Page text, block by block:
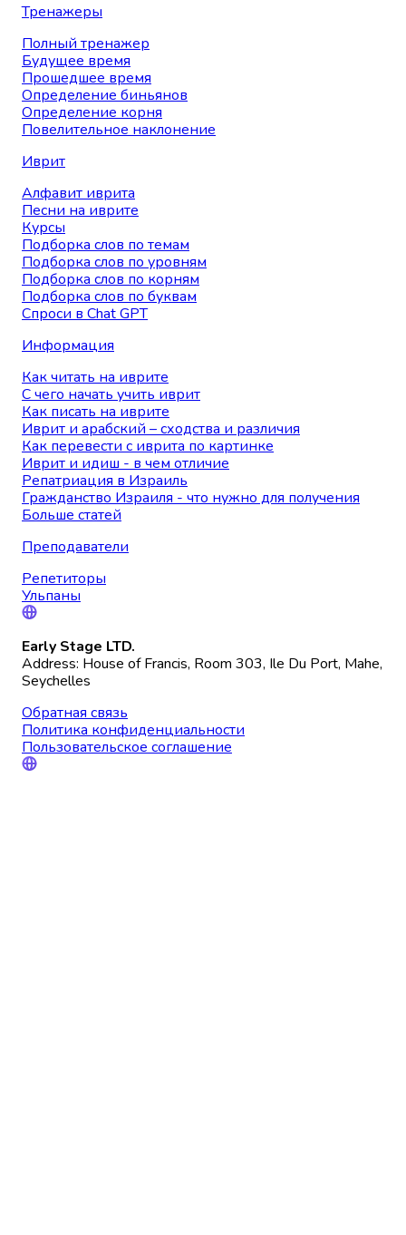
Тренажеры
Полный тренажер
Будущее время
Прошедшее время
Определение биньянов
Определение корня
Повелительное наклонение
Иврит
Алфавит иврита
Песни на иврите
Курсы
Подборка слов по темам
Подборка слов по уровням
Подборка слов по корням
Подборка слов по буквам
Спроси в Chat GPT
Информация
Как читать на иврите
С чего начать учить иврит
Как писать на иврите
Иврит и арабский – сходства и различия
Как перевести с иврита по картинке
Иврит и идиш - в чем отличие
Репатриация в Израиль
Гражданство Израиля - что нужно для получения
Больше статей
Преподаватели
Репетиторы
Ульпаны
Early Stage LTD.
Address: House of Francis, Room 303, Ile Du Port, Mahe,
Seychelles
Обратная связь
Политика конфиденциальности
Пользовательское соглашение